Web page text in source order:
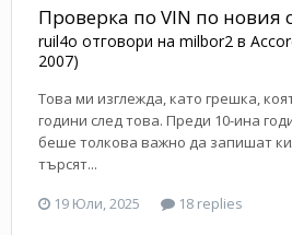
Проверка по VIN по новия
ruil4o отговори на milbor2 в
2007)
Това ми изглежда, като грешка,
години след това. Преди 10-ина
беше толкова важно да запишат
търсят...
19 Юли, 2025
18 replies